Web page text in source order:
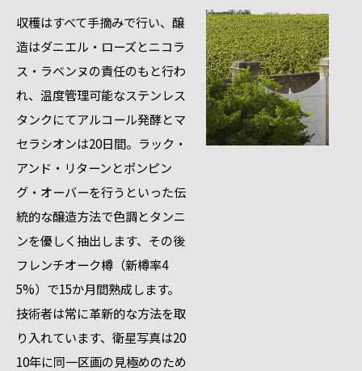
収穫はすべて手摘みで行い、醸
造はダニエル・ローズとニコラ
ス・ラベンヌの責任のもと行わ
れ、温度管理可能なステンレス
タンクにてアルコール発酵とマ
セラシオンは20日間。ラック・
アンド・リターンとポンピン
グ・オーバーを行うといった伝
統的な醸造方法で色調とタンニ
ンを優しく抽出します、その後
フレンチオーク樽（新樽率4
5%）で15か月間熟成します。
技術者は常に革新的な方法を取
り入れています、衛星写真は20
10年に同一区画の見極めのため